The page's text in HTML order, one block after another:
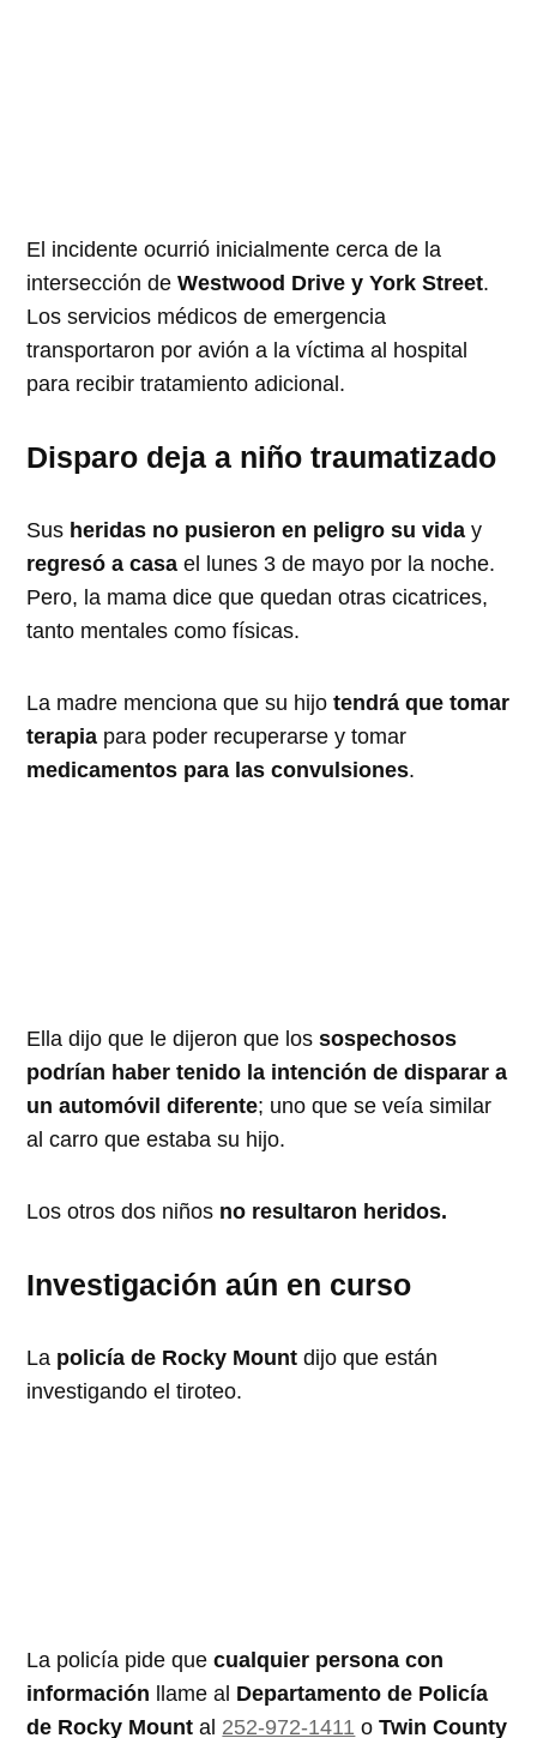
El incidente ocurrió inicialmente cerca de la
intersección deWestwood Drive y York Street.
Los servicios médicos de emergencia
transportaron por avión a la víctima al hospital
para recibir tratamiento adicional.
Disparo deja a niño traumatizado
Sus heridas no pusieron en peligro su vida y
regresó a casa el lunes 3 de mayo por la noche.
Pero, la mama dice que quedan otras cicatrices,
tanto mentales como físicas.
La madre menciona que su hijotendrá que tomar
terapia para poder recuperarse y tomar
medicamentos para las convulsiones.
Ella dijo que le dijeron que lossospechosos
podrían haber tenido la intención de disparar a
un automóvil diferente; uno que se veía similar
al carro que estaba su hijo.
Los otros dos niños no resultaron heridos.
Investigación aún en curso
La policía de Rocky Mount dijo que están
investigando el tiroteo.
La policía pide quecualquier persona con
información llame al Departamento de Policía
de Rocky Mount al 252-972-1411 oTwin County